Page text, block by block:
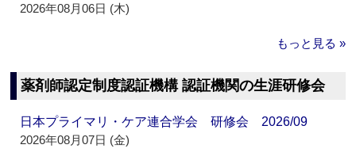
2026年08月06日 (木)
もっと見る »
薬剤師認定制度認証機構 認証機関の生涯研修会
日本プライマリ・ケア連合学会 研修会 2026/09
2026年08月07日 (金)